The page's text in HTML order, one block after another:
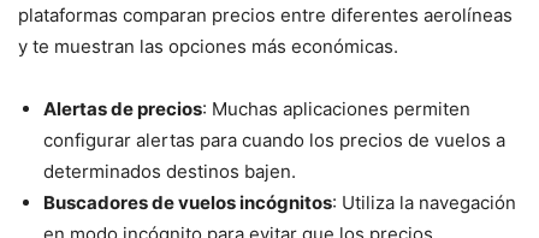
plataformas comparan precios entre diferentes aerolíneas
y te muestran las opciones más económicas.
Alertas de precios: Muchas aplicaciones permiten
configurar alertas para cuando los precios de vuelos a
determinados destinos bajen.
Buscadores de vuelos incógnitos: Utiliza la navegación